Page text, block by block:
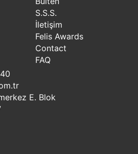
S.S.S.
İletişim
Felis Awards
Contact
FAQ
E. Blok